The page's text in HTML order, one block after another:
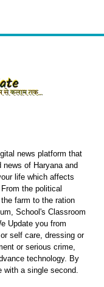
news platform that
of Haryana and
life which affects
the political
farm to the ration
School's Classroom
Update you from
self care, dressing or
or serious crime,
technology. By
a single second.